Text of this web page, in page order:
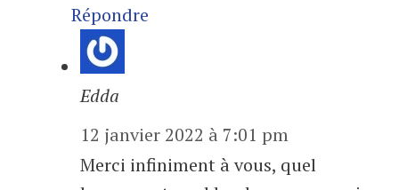
Répondre
Edda
12 janvier 2022 à 7:01 pm
Merci infiniment à vous, quel